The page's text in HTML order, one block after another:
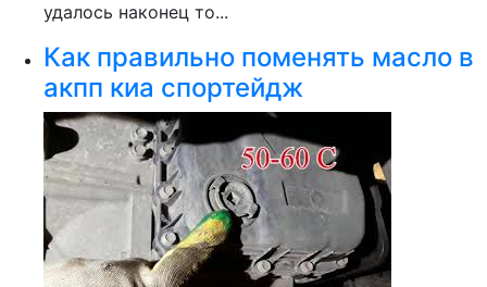
удалось наконец то...
Как правильно поменять масло в
акпп киа спортейдж